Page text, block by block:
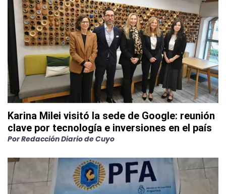
Karina Milei visitó la sede de Google: reunión
clave por tecnología e inversiones en el país
PorRedacción Diario de Cuyo